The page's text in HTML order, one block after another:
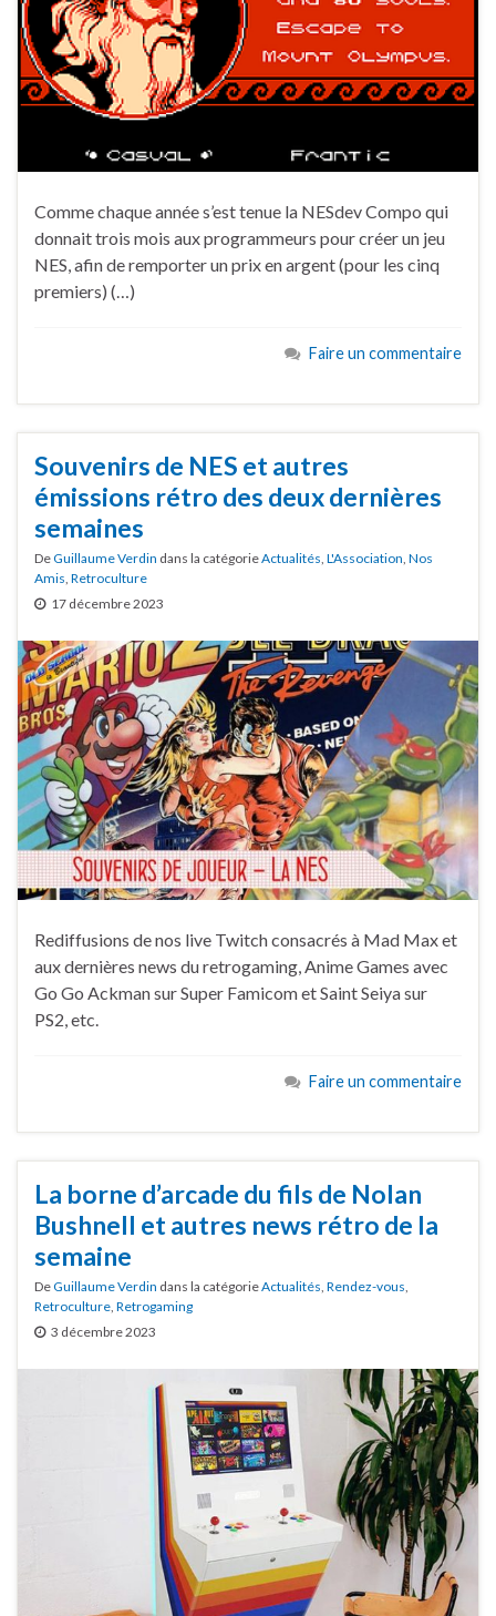
Comme chaque année s’est tenue la NESdev Compo qui
donnait trois mois aux programmeurs pour créer un jeu
NES, afin de remporter un prix en argent (pour les cinq
premiers) (…)
Faire un commentaire
Souvenirs de NES et autres
émissions rétro des deux dernières
semaines
DeGuillaume Verdin dans la catégorieActualités L'Association Nos
Amis Retroculture
17 décembre 2023
Rediffusions de nos live Twitch consacrés à Mad Max et
aux dernières news du retrogaming, Anime Games avec
Go Go Ackman sur Super Famicom et Saint Seiya sur
PS2, etc.
Faire un commentaire
La borne d’arcade du fils de Nolan
Bushnell et autres news rétro de la
semaine
DeGuillaume Verdin dans la catégorieActualités Rendez-vous
Retroculture Retrogaming
3 décembre 2023